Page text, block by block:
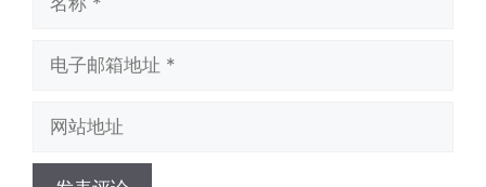
地
地